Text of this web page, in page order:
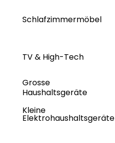
Schlafzimmermöbel
TV & High-Tech
Grosse
Haushaltsgeräte
Kleine
Elektrohaushaltsgeräte